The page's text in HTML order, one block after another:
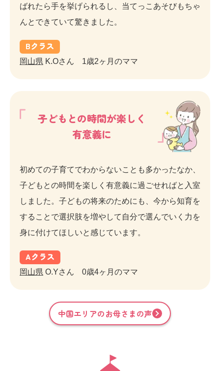
ばれたら手を挙げられるし、当てっこあそびもちゃ
んとできていて驚きました。
Bクラス
岡山県 K.Oさん 1歳2ヶ月のママ
子どもとの時間が楽しく
有意義に
初めての子育てでわからないことも多かったなか、
子どもとの時間を楽しく有意義に過ごせればと入室
しました。子どもの将来のためにも、今から知育を
することで選択肢を増やして自分で選んでいく力を
身に付けてほしいと感じています。
Aクラス
岡山県 O.Yさん 0歳4ヶ月のママ
中国エリアのお母さまの声